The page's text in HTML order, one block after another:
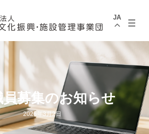
JA
員募集のお知らせ
2026年3月2日